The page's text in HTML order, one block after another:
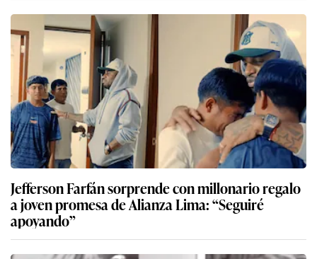
Jefferson Farfán sorprende con millonario regalo
a joven promesa de Alianza Lima: “Seguiré
apoyando”